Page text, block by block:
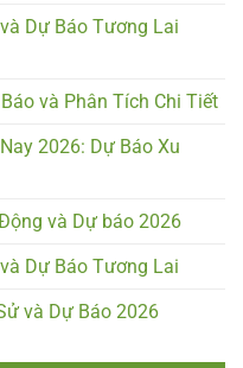
Dự Báo Tương Lai
và Phân Tích Chi Tiết
2026: Dự Báo Xu
và Dự báo 2026
Dự Báo Tương Lai
và Dự Báo 2026